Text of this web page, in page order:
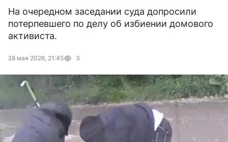
На очередном заседании суда допросили
потерпевшего по делу об избиении домового
активиста.
28 мая 2026, 21:45 3